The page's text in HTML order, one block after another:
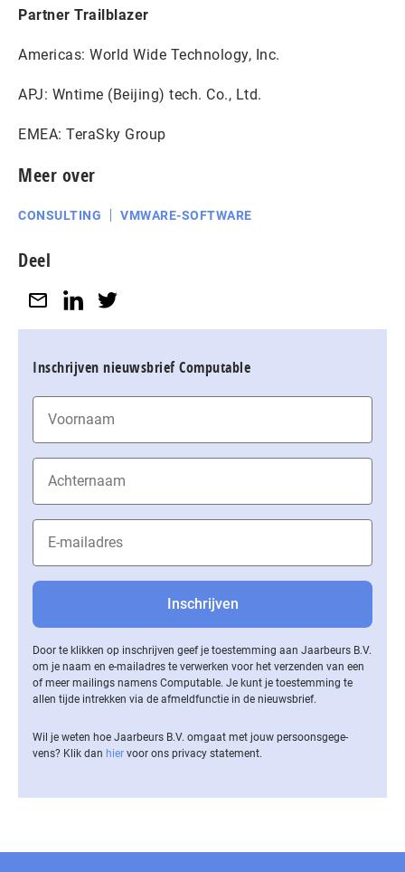
Partner Trailblazer
Americas: World Wide Technology, Inc.
APJ: Wntime (Beijing) tech. Co., Ltd.
EMEA: TeraSky Group
Meer over
CONSULTING VMWARE-SOFTWARE
Deel
Inschrijven nieuwsbrief Computable
Door te klikken op inschrijven geef je toestemming aan Jaarbeurs B.V.
om je naam en e-mailadres te verwerken voor het verzenden van een
of meer mailings namens Computable. Je kunt je toestemming te
allen tijde intrekken via de af­meld­func­tie in de nieuwsbrief.
Wil je weten hoe Jaarbeurs B.V. omgaat met jouw per­soons­ge­ge­
vens? Klik dan hier voor ons privacy statement.